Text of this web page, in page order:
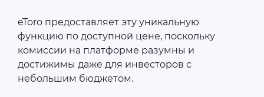
eToro предоставляет эту уникальную
функцию по доступной цене, поскольку
комиссии на платформе разумны и
достижимы даже для инвесторов с
небольшим бюджетом.